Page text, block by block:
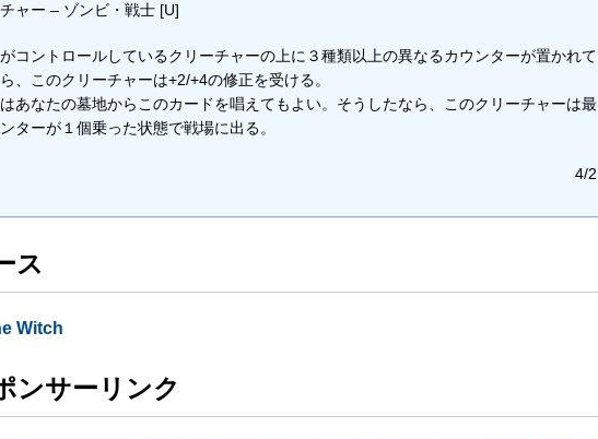
ャー – ゾンビ・戦士 [U]
コントロールしているクリーチャーの上に３種類以上の異なるカウンターが置かれて
、このクリーチャーは+2/+4の修正を受ける。
あなたの墓地からこのカードを唱えてもよい。そうしたなら、このクリーチャーは最
ターが１個乗った状態で戦場に出る。
4/2
ス
Witch
ンサーリンク